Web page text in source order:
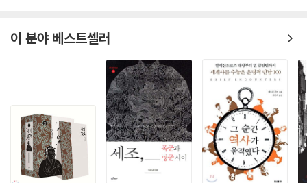
최초의 여성 만화가,
선배 작가를 향한 마음을 담아서
『내 마음 하나 잊지 말자는 것이다』 속 나혜석은 만화가 유승하 작가의 손
끝에서 새롭게 태어났다. 2014년 단편 만화로 시작해 이번 책까지 세차례
에 걸쳐 나혜석을 작품에서 다뤄온 유승하 작가에게 나혜석은 그 무엇보다
‘최초의 여성 만화가’다. 실제로 나혜석이 1920년 잡지 『신여성』에 발표했
던 판화는 지금의 네 컷 만화와 같은 형식에 위트와 해학을 담아 동갑내기
친구 김일엽이 집안 살림과 여성운동을 병행하는 모습을 실감 나게 포착했
이 분야 베스트셀러